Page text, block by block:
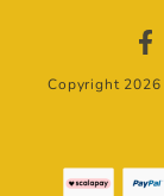
Copyright